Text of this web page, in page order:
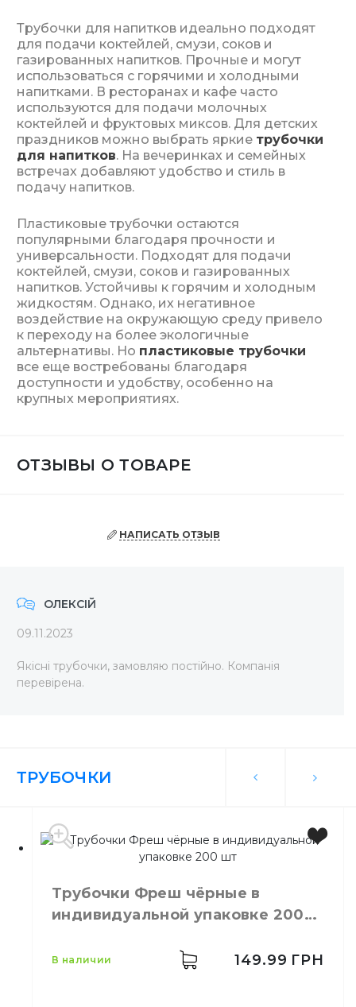
Трубочки для напитков идеально подходят
для подачи коктейлей, смузи, соков и
газированных напитков. Прочные и могут
использоваться с горячими и холодными
напитками. В ресторанах и кафе часто
используются для подачи молочных
коктейлей и фруктовых миксов. Для детских
праздников можно выбрать яркие трубочки
для напитков. На вечеринках и семейных
встречах добавляют удобство и стиль в
подачу напитков.
Пластиковые трубочки остаются
популярными благодаря прочности и
универсальности. Подходят для подачи
коктейлей, смузи, соков и газированных
напитков. Устойчивы к горячим и холодным
жидкостям. Однако, их негативное
воздействие на окружающую среду привело
к переходу на более экологичные
альтернативы. Но пластиковые трубочки
все еще востребованы благодаря
доступности и удобству, особенно на
крупных мероприятиях.
ОТЗЫВЫ О ТОВАРЕ
НАПИСАТЬ ОТЗЫВ
ОЛЕКСІЙ
09.11.2023
Якісні трубочки, замовляю постійно. Компанія
перевірена.
ТРУБОЧКИ
Трубочки Фреш чёрные в
индивидуальной упаковке 200
в наличии 149.99 ГРН